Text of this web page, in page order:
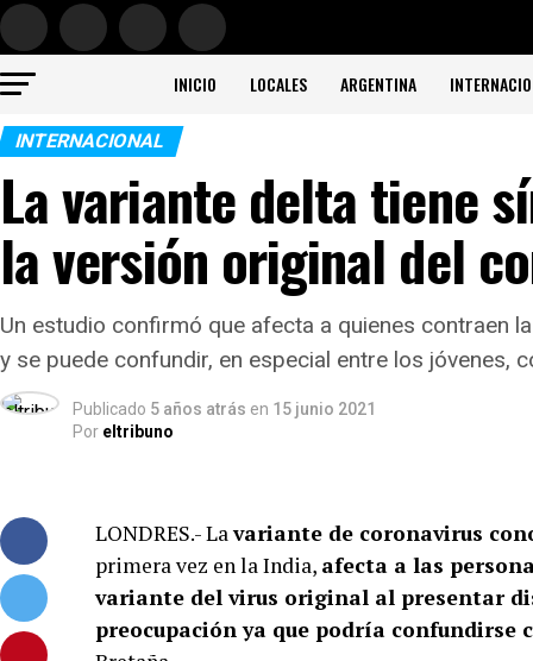
INICIO LOCALES ARGENTINA
INTERNACIONAL
La variante delta tiene
la versión original del
Un estudio confirmó que afecta a quienes contraen
y se puede confundir, en especial entre los jóvenes,
Publicado 5 años atrás en 15 junio 2021
Por eltribuno
LONDRES.- Lavariante de coronavirus
primera vez en la India, afecta a las
variante del virus original al presentar
preocupación ya que podría confundirse